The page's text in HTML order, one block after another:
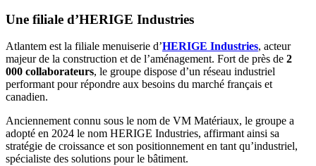
Une filiale d’HERIGE Industries
Atlantem est la filiale menuiserie d’HERIGE Industries, acteur
majeur de la construction et de l’aménagement. Fort de près de 2
000 collaborateurs, le groupe dispose d’un réseau industriel
performant pour répondre aux besoins du marché français et
canadien.
Anciennement connu sous le nom de VM Matériaux, le groupe a
adopté en 2024 le nom HERIGE Industries, affirmant ainsi sa
stratégie de croissance et son positionnement en tant qu’industriel,
spécialiste des solutions pour le bâtiment.